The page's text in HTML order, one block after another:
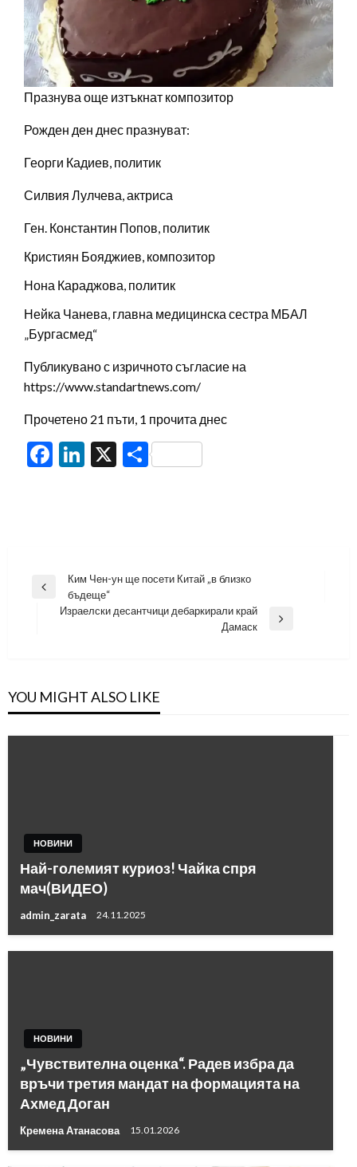
Празнува още изтъкнат композитор
Рожден ден днес празнуват:
Георги Кадиев, политик
Силвия Лулчева, актриса
Ген. Константин Попов, политик
Кристиян Бояджиев, композитор
Нона Караджова, политик
Нейка Чанева, главна медицинска сестра МБАЛ
„Бургасмед“
Публикувано с изричното съгласие на
https://www.standartnews.com/
Прочетено 21 пъти, 1 прочита днес
Facebook
LinkedIn
X Share
Навигация
Previous
Ким Чен-ун ще посети Китай „в близко
бъдеще“
Израелски десантчици дебаркирали край
Дамаск
YOU MIGHT ALSO LIKE
НОВИНИ
Най-големият куриоз! Чайка спря
мач(ВИДЕО)
admin_zarata 24.11.2025
НОВИНИ
„Чувствителна оценка“. Радев избра да
връчи третия мандат на формацията на
Ахмед Доган
Кремена Атанасова 15.01.2026